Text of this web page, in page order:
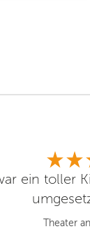
ein toller
Theater